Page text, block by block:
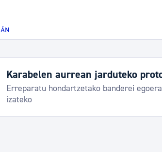
gai pertsonalak
Karabelen aurrean jarduteko
Erreparatu hondartzetako banderei
izateko